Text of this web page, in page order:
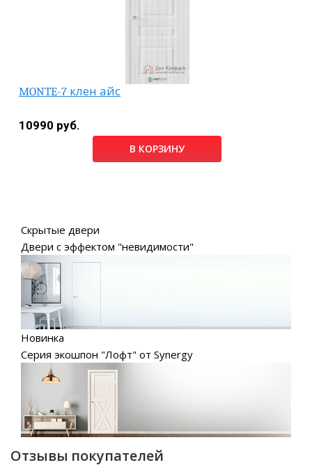
MONTE-7 клен айс
10990 руб.
В КОРЗИНУ
Скрытые двери
Двери с эффектом "невидимости"
Новинка
Серия экошпон "Лофт" от Synergy
Отзывы покупателей